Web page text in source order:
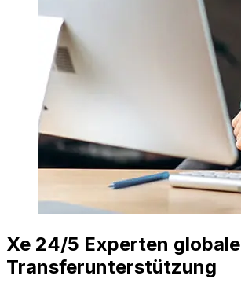
Xe 24/5 Experten globale
Transferunterstützung